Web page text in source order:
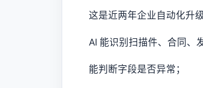
这是近两年企业自动化升
AI 能识别扫描件、合同、
能判断字段是否异常；